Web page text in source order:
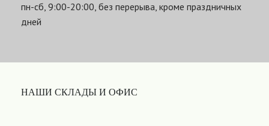
пн-сб, 9:00-20:00, без перерыва, кроме праздничных
дней
НАШИ СКЛАДЫ И ОФИС